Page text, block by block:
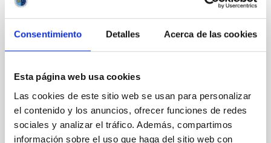
Consentimiento Detalles Acerca de las cookies
Esta página web usa cookies
Las cookies de este sitio web se usan para personalizar
el contenido y los anuncios, ofrecer funciones de redes
sociales y analizar el tráfico. Además, compartimos
información sobre el uso que haga del sitio web con
Otras noticias relacionadas
GRANCAIN, el primer instrumento que
utilizará la óptica adaptativa del GTC,
queda integrado en el telescopio
Durante el mes de octubre, el equipo del sistema de